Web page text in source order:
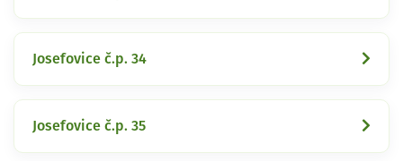
Josefovice č.p. 34
Josefovice č.p. 35